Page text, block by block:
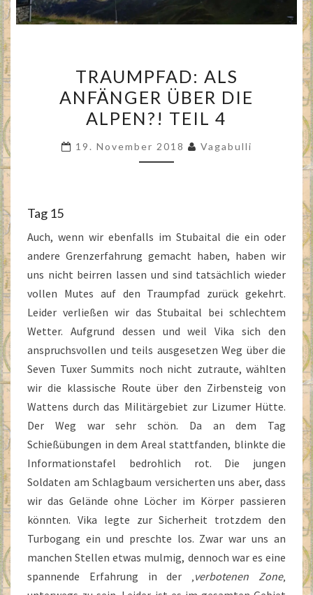
ALS
ANFÄNGER
ÜBER
ALPEN?!
TRAUMPFAD: ALS
ANFÄNGER ÜBER DIE
ALPEN?! TEIL 4
19. November 2018 Vagabulli
Tag 15
Auch, wenn wir ebenfalls im Stubaital die ein oder
andere Grenzerfahrung gemacht haben, haben wir
uns nicht beirren lassen und sind tatsächlich wieder
vollen Mutes auf den Traumpfad zurück gekehrt.
Leider verließen wir das Stubaital bei schlechtem
Wetter. Aufgrund dessen und weil Vika sich den
anspruchsvollen und teils ausgesetzen Weg über die
Seven Tuxer Summits noch nicht zutraute, wählten
wir die klassische Route über den Zirbensteig von
Wattens durch das Militärgebiet zur Lizumer Hütte.
Der Weg war sehr schön. Da an dem Tag
Schießübungen in dem Areal stattfanden, blinkte die
Informationstafel bedrohlich rot. Die jungen
Soldaten am Schlagbaum versicherten uns aber, dass
wir das Gelände ohne Löcher im Körper passieren
könnten. Vika legte zur Sicherheit trotzdem den
Turbogang ein und preschte los. Zwar war uns an
manchen Stellen etwas mulmig, dennoch war es eine
spannende Erfahrung in der ‚verbotenen Zone‚